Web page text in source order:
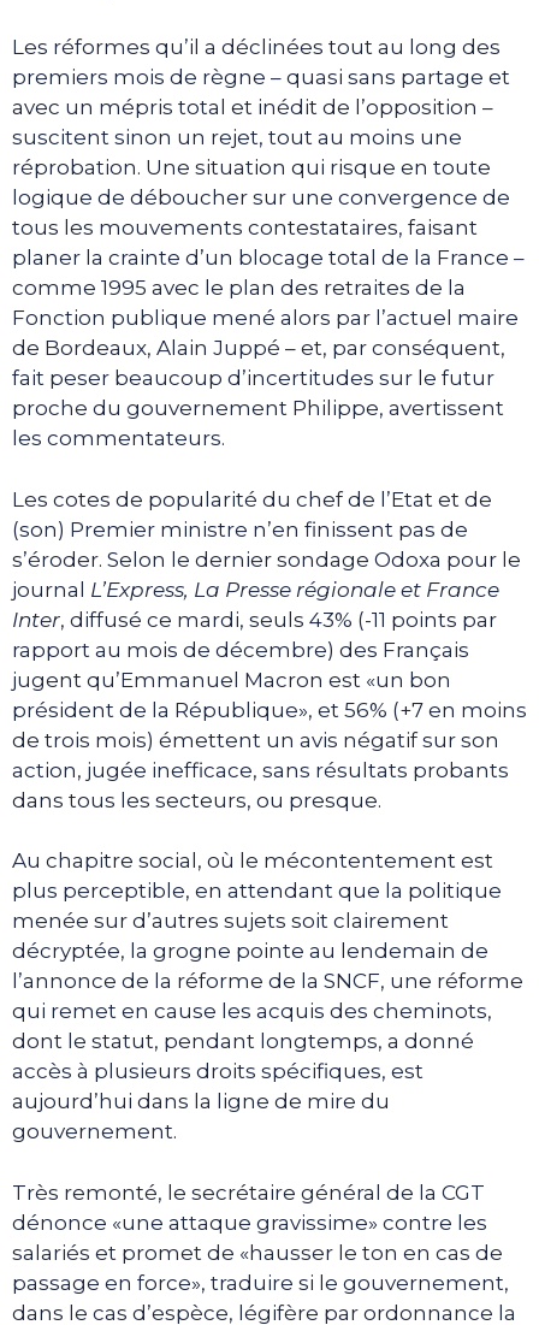
Les réformes qu’il a déclinées tout au long des
premiers mois de règne – quasi sans partage et
avec un mépris total et inédit de l’opposition –
suscitent sinon un rejet, tout au moins une
réprobation. Une situation qui risque en toute
logique de déboucher sur une convergence de
tous les mouvements contestataires, faisant
planer la crainte d’un blocage total de la France –
comme 1995 avec le plan des retraites de la
Fonction publique mené alors par l’actuel maire
de Bordeaux, Alain Juppé – et, par conséquent,
fait peser beaucoup d’incertitudes sur le futur
proche du gouvernement Philippe, avertissent
les commentateurs.
Les cotes de popularité du chef de l’Etat et de
(son) Premier ministre n’en finissent pas de
s’éroder. Selon le dernier sondage Odoxa pour le
journal L’Express, La Presse régionale et France
Inter, diffusé ce mardi, seuls 43% (-11 points par
rapport au mois de décembre) des Français
jugent qu’Emmanuel Macron est «un bon
président de la République», et 56% (+7 en moins
de trois mois) émettent un avis négatif sur son
action, jugée inefficace, sans résultats probants
dans tous les secteurs, ou presque.
Au chapitre social, où le mécontentement est
plus perceptible, en attendant que la politique
menée sur d’autres sujets soit clairement
décryptée, la grogne pointe au lendemain de
l’annonce de la réforme de la SNCF, une réforme
qui remet en cause les acquis des cheminots,
dont le statut, pendant longtemps, a donné
accès à plusieurs droits spécifiques, est
aujourd’hui dans la ligne de mire du
gouvernement.
Très remonté, le secrétaire général de la CGT
dénonce «une attaque gravissime» contre les
salariés et promet de «hausser le ton en cas de
passage en force», traduire si le gouvernement,
dans le cas d’espèce, légifère par ordonnance la